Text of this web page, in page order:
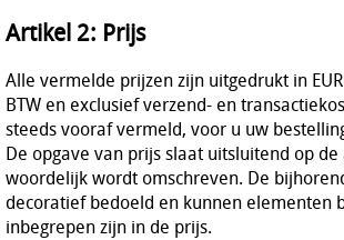
Artikel 2: Prijs
Alle vermelde prijzen zijn uitgedrukt in
BTW en exclusief verzend- en
steeds vooraf vermeld, voor u uw
De opgave van prijs slaat uitsluitend op
woordelijk wordt omschreven. De
decoratief bedoeld en kunnen elementen
inbegrepen zijn in de prijs.